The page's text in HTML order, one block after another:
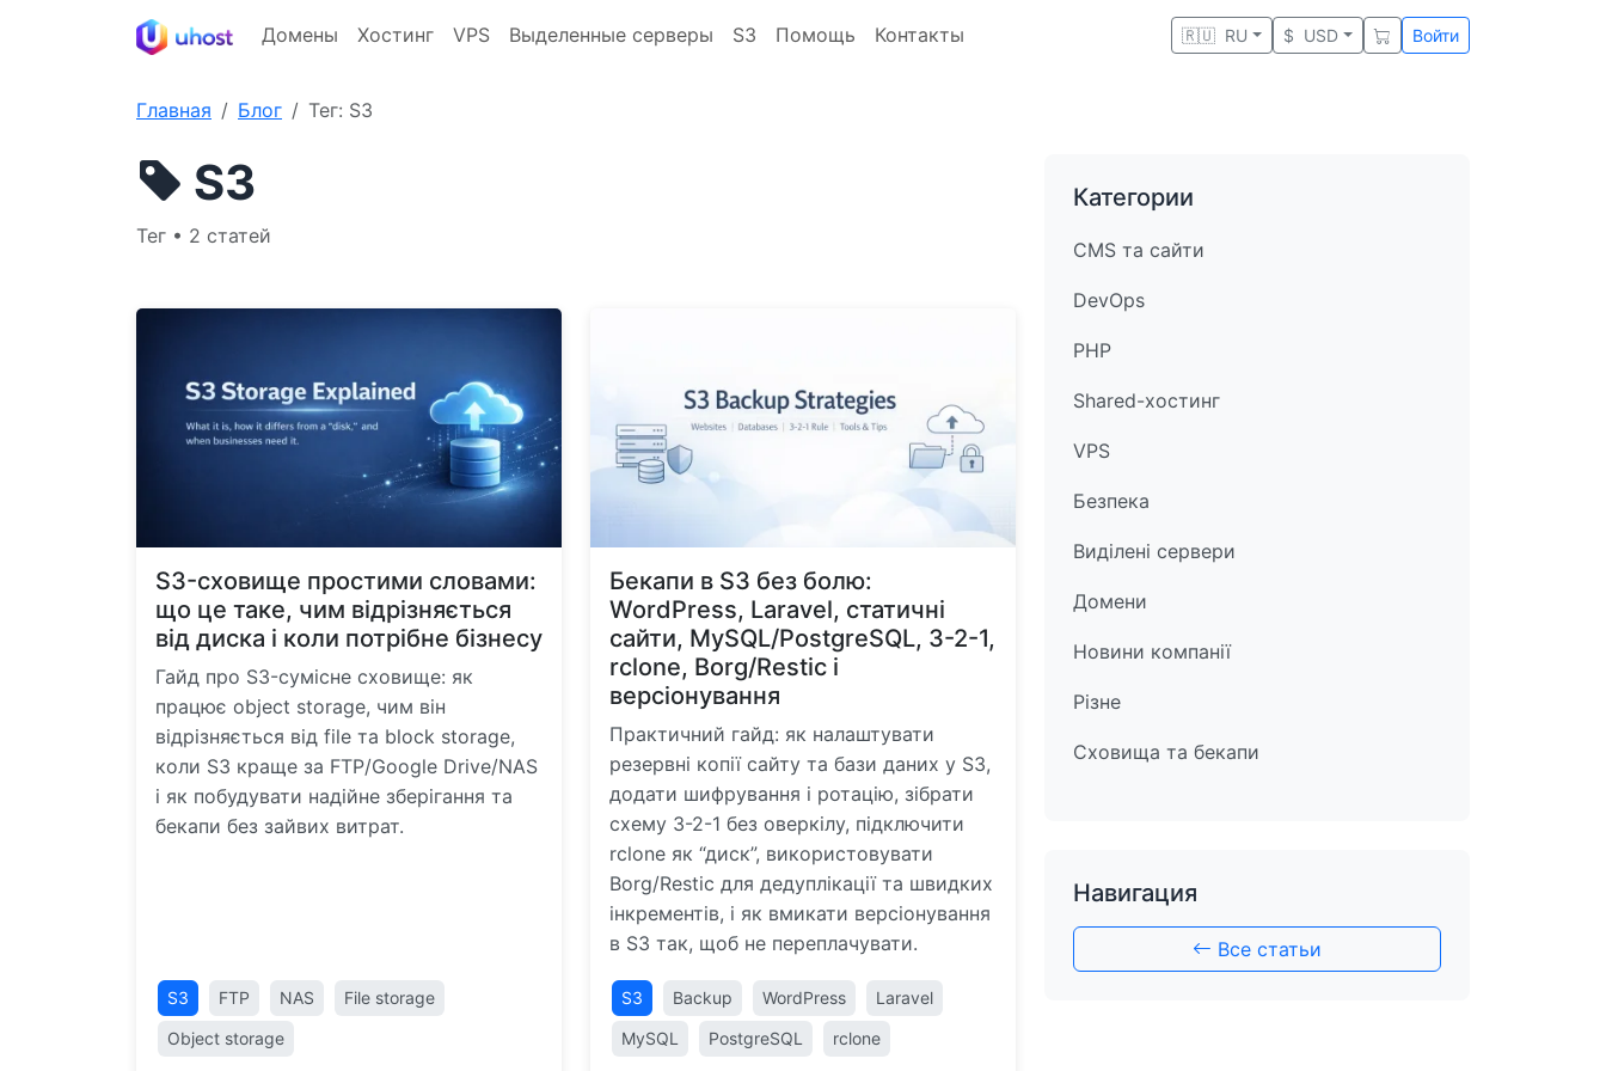
Домены Хостинг VPS Выделенные серверы S3 Помощь Контакты 🇷🇺 RU $ USD Войти
Главная Блог Тег: S3
S3
Тег • 2 статей
S3-сховище простими словами:
що це таке, чим відрізняється
від диска і коли потрібне бізнесу
Гайд про S3-сумісне сховище: як
працює object storage, чим він
відрізняється від file та block storage,
коли S3 краще за FTP/Google Drive/NAS
і як побудувати надійне зберігання та
бекапи без зайвих витрат.
S3 FTP NAS
File storage
Object storage
Бекапи в S3 без болю:
WordPress, Laravel, статичні
сайти, MySQL/PostgreSQL, 3-2-1,
rclone, Borg/Restic і
версіонування
Практичний гайд: як налаштувати
резервні копії сайту та бази даних у S3,
додати шифрування і ротацію, зібрати
схему 3-2-1 без оверкілу, підключити
rclone як “диск”, використовувати
Borg/Restic для дедуплікації та швидких
інкрементів, і як вмикати версіонування
в S3 так, щоб не переплачувати.
S3 Backup WordPress
Laravel
MySQL
PostgreSQL rclone
Категории
CMS та сайти
DevOps
PHP
Shared-хостинг
VPS
Безпека
Виділені сервери
Домени
Новини компанії
Різне
Сховища та бекапи
Навигация
Все статьи